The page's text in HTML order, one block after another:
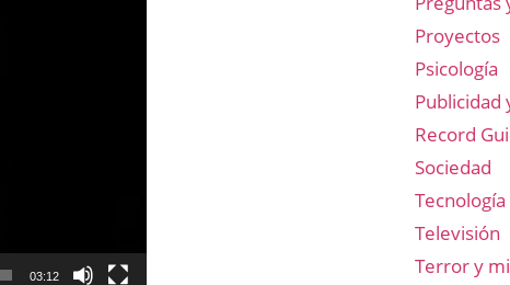
03:12
Proyectos
Psicología
Publicidad
Record
Sociedad
Tecnología
Televisión
Terror y